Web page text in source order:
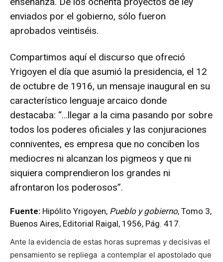
enviados por el gobierno, sólo fueron
aprobados veintiséis.
Compartimos aquí el discurso que ofreció
Yrigoyen el día que asumió la presidencia, el 12
de octubre de 1916, un mensaje inaugural en su
característico lenguaje arcaico donde
destacaba: “…llegar a la cima pasando por sobre
todos los poderes oficiales y las conjuraciones
conniventes, es empresa que no conciben los
mediocres ni alcanzan los pigmeos y que ni
siquiera comprendieron los grandes ni
afrontaron los poderosos”.
Fuente: Hipólito Yrigoyen, Pueblo y gobierno, Tomo 3,
Buenos Aires, Editorial Raigal, 1956, Pág. 417.
Ante la evidencia de estas horas supremas y decisivas el
pensamiento se repliega a contemplar el apostolado que